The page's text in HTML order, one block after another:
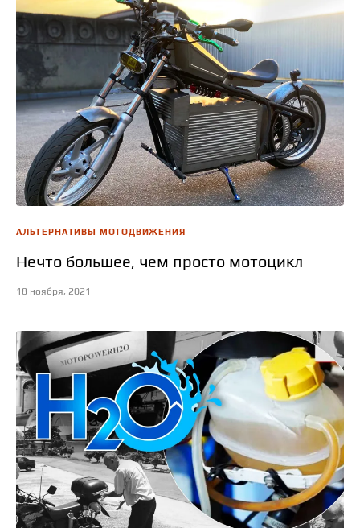
АЛЬТЕРНАТИВЫ МОТОДВИЖЕНИЯ
Нечто большее, чем просто мотоцикл
18 ноября, 2021